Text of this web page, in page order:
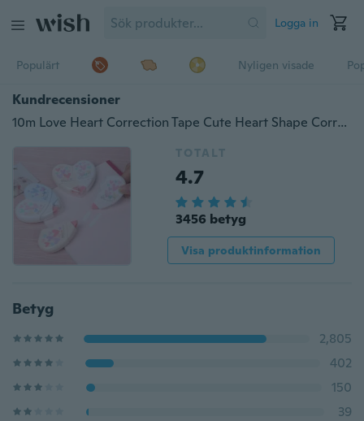
Logga in
Populärt Nyligen visade
Kundrecensioner
10m Love Heart Correction Tape Cute Heart Shape Correction Tape Skrivmaterial Kontorsskolematerial
TOTALT
4.7
3456 betyg
Visa produktinformation
Betyg
2,805
402
150
39